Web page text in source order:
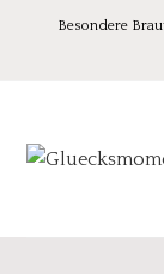
Besondere